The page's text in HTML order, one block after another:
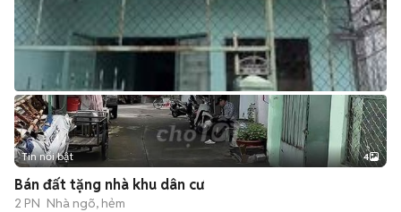
Tin nổi bật 4
Bán đất tặng nhà khu dân cư
2 PN Nhà ngõ, hẻm